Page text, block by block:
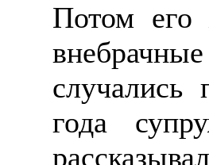
Потом его
случались
года